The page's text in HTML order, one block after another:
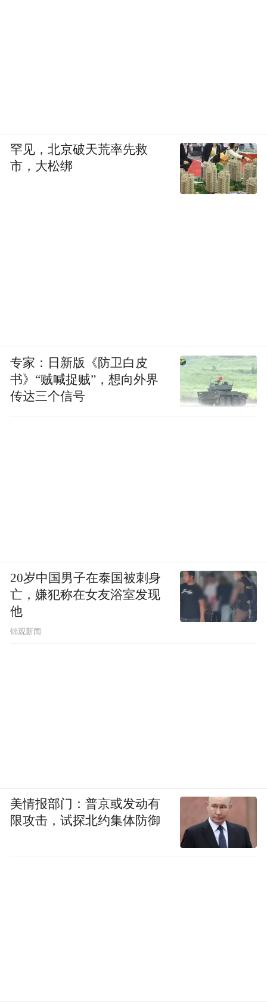
罕见，北京破天荒率先救
市，大松绑
专家：日新版《防卫白皮
书》“贼喊捉贼”，想向外界
传达三个信号
20岁中国男子在泰国被刺身
亡，嫌犯称在女友浴室发现
他
锦观新闻
美情报部门：普京或发动有
限攻击，试探北约集体防御